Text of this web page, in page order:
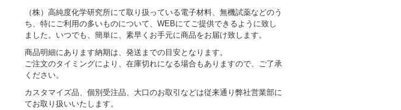
（株）高純度化学研究所にて取り扱っている電子材料、無機試薬などのう
ち、特にご利用の多いものについて、WEBにてご提供できるように致し
ました。いつでも、簡単に、素早くお手元に商品をお届け致します。
商品明細にあります納期は、発送までの目安となります。
ご注文のタイミングにより、在庫切れになる場合もありますので、ご了承
ください。
カスタマイズ品、個別受注品、大口のお取引などは従来通り弊社営業部に
てお取り扱いいたします。